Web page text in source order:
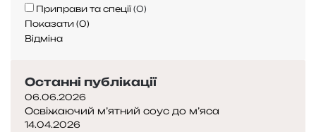
Приправи та спеції (0)
Показати (0)
Відміна
Останні публікації
06.06.2026
Освіжаючий м’ятний соус до м’яса
14.04.2026